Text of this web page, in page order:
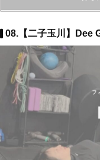
08.【二子玉川】Dee